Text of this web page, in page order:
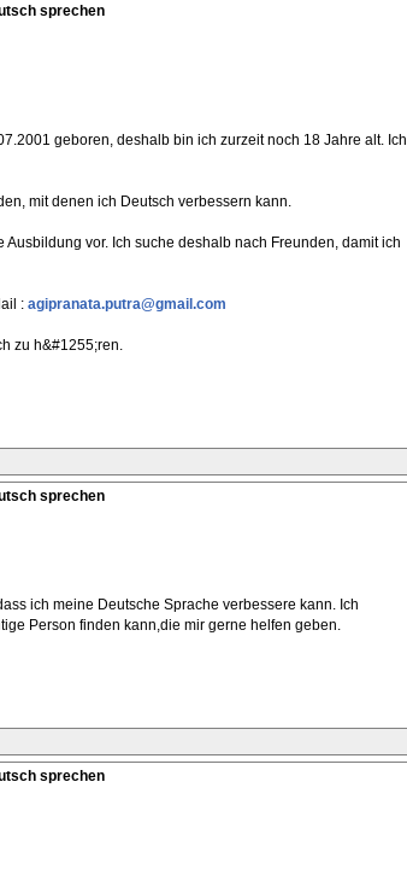
sprechen
geboren, deshalb bin ich zurzeit noch 18 Jahre alt. Ich
mit denen ich Deutsch verbessern kann.
vor. Ich suche deshalb nach Freunden, damit ich
: agipranata.putra@gmail.com
zu h&#1255;ren.
sprechen
ich meine Deutsche Sprache verbessere kann. Ich
Person finden kann,die mir gerne helfen geben.
sprechen